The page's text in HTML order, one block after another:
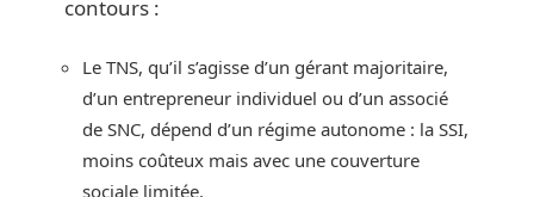
contours :
Le TNS, qu’il s’agisse d’un gérant majoritaire,
d’un entrepreneur individuel ou d’un associé
de SNC, dépend d’un régime autonome : la SSI,
moins coûteux mais avec une couverture
sociale limitée.